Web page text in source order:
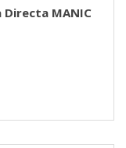
MANIC